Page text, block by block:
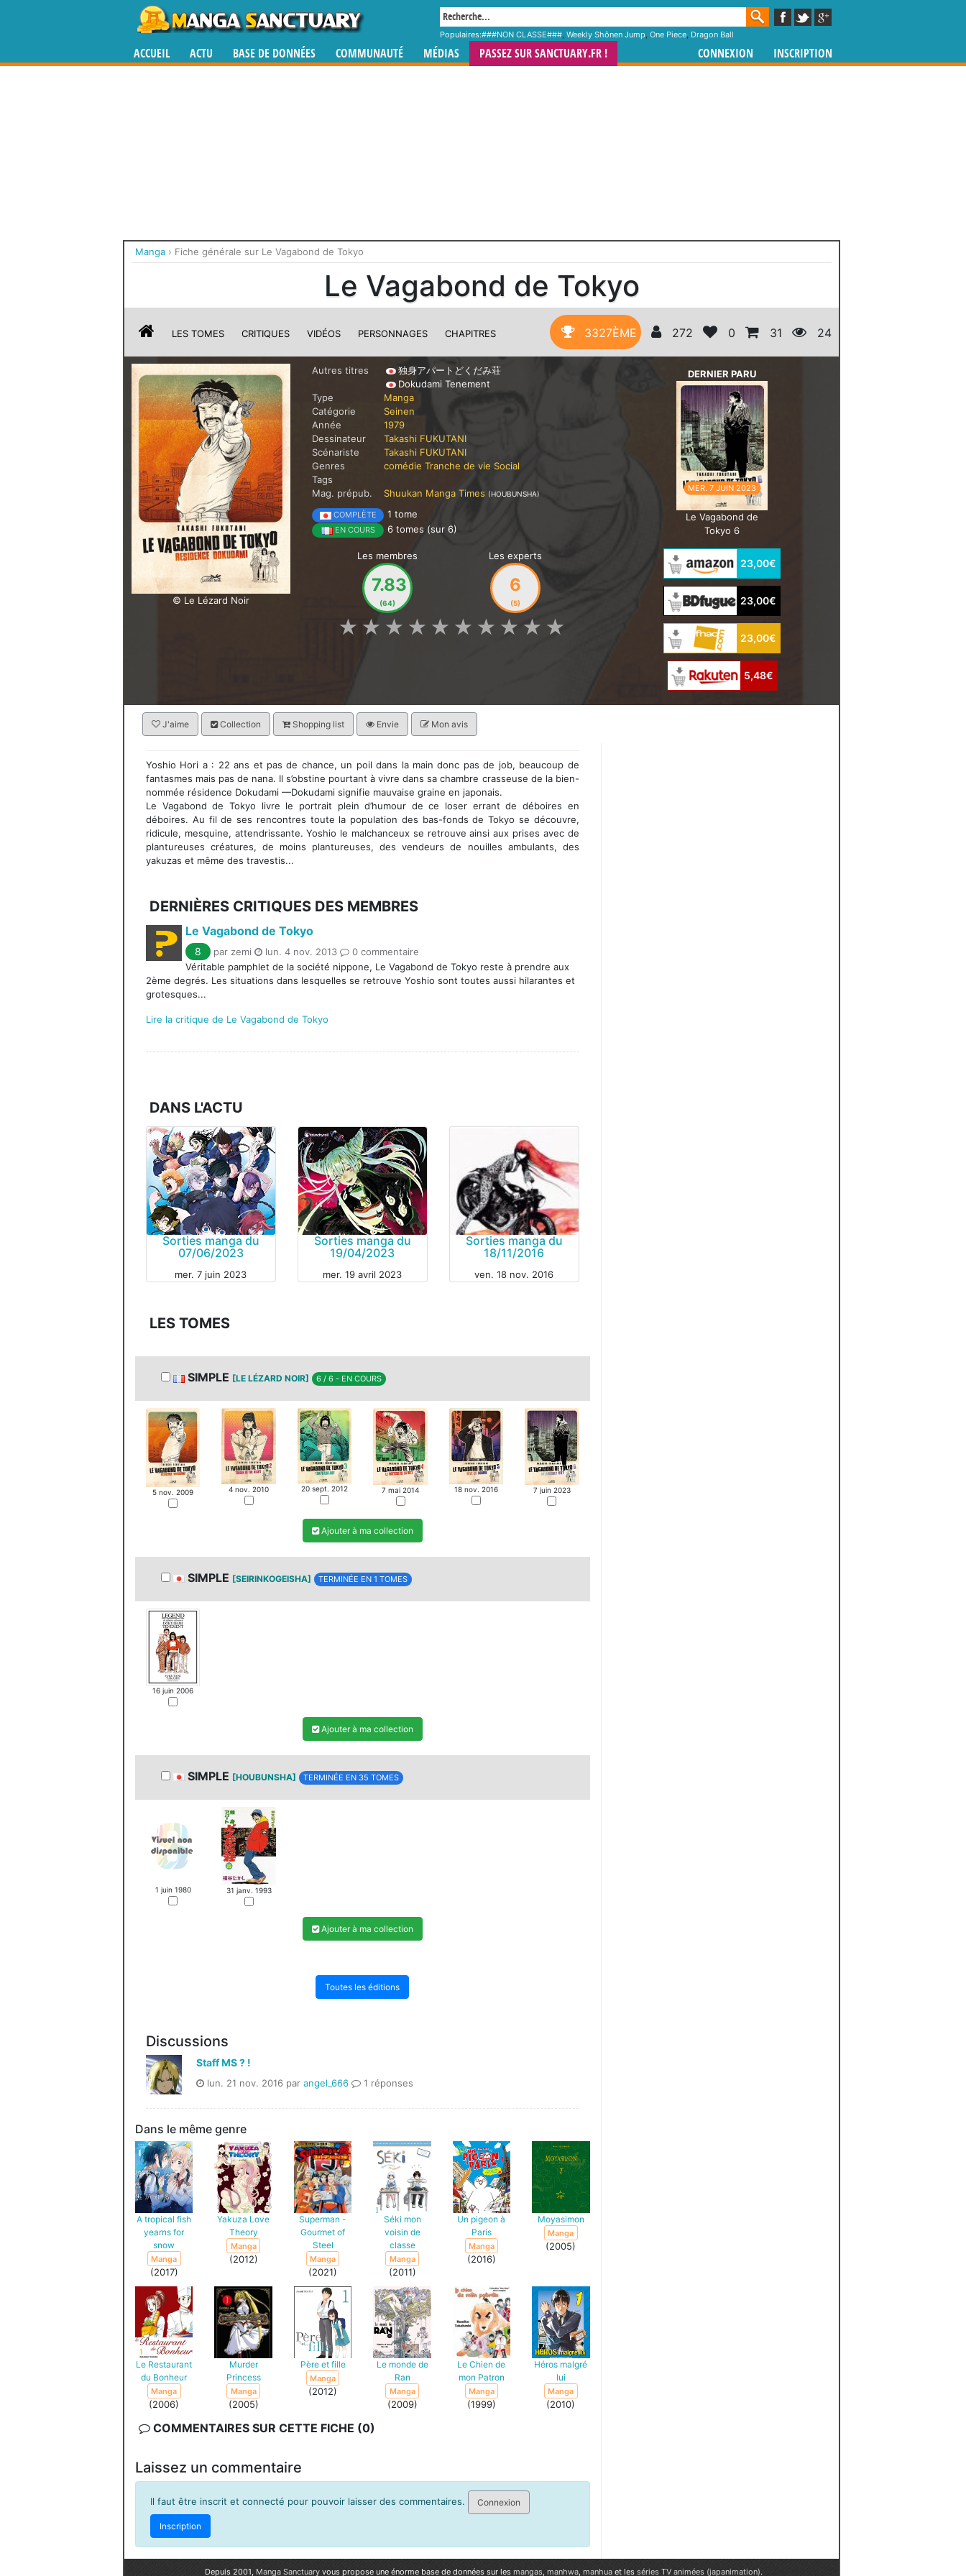
Populaires:###NON CLASSE###, Weekly Shônen Jump, One Piece, Dragon Ball
ACCUEIL ACTU BASE DE DONNÉES COMMUNAUTÉ MÉDIAS PASSEZ SUR SANCTUARY.FR ! CONNEXION INSCRIPTION
Manga › Fiche générale sur Le Vagabond de Tokyo
Le Vagabond de Tokyo
LES TOMES CRITIQUES VIDÉOS PERSONNAGES CHAPITRES 3327ÈME 272 0 31 24
© Le Lézard Noir
Autres titres
独身アパートどくだみ荘
Dokudami Tenement
Type
Manga
Catégorie
Seinen
Année
1979
Dessinateur
Takashi FUKUTANI
Scénariste
Takashi FUKUTANI
Genres
comédie Tranche de vie Social
Tags
Mag. prépub.
Shuukan Manga Times (HOUBUNSHA)
COMPLÈTE 1 tome
EN COURS 6 tomes (sur 6)
Les membres
7.83
(64)
Les experts
6
(5)
★
★
★
★
★
★
★
★
★
★
DERNIER PARU
MER. 7 JUIN 2023
Le Vagabond de
Tokyo 6
23,00€
23,00€
23,00€
5,48€
J'aime Collection Shopping list Envie Mon avis
Yoshio Hori a : 22 ans et pas de chance, un poil dans la main donc pas de job, beaucoup de
fantasmes mais pas de nana. Il s’obstine pourtant à vivre dans sa chambre crasseuse de la bien-
nommée résidence Dokudami —Dokudami signifie mauvaise graine en japonais.
Le Vagabond de Tokyo livre le portrait plein d’humour de ce loser errant de déboires en
déboires. Au fil de ses rencontres toute la population des bas-fonds de Tokyo se découvre,
ridicule, mesquine, attendrissante. Yoshio le malchanceux se retrouve ainsi aux prises avec de
plantureuses créatures, de moins plantureuses, des vendeurs de nouilles ambulants, des
yakuzas et même des travestis...
DERNIÈRES CRITIQUES DES MEMBRES
Le Vagabond de Tokyo
8 par zemi lun. 4 nov. 2013
0 commentaire
Véritable pamphlet de la société nippone, Le Vagabond de Tokyo reste à prendre aux
2ème degrés. Les situations dans lesquelles se retrouve Yoshio sont toutes aussi hilarantes et
grotesques...
Lire la critique de Le Vagabond de Tokyo
DANS L'ACTU
MANGA
Sorties manga du
07/06/2023
mer. 7 juin 2023
Sorties manga du
19/04/2023
mer. 19 avril 2023
Sorties manga du
18/11/2016
ven. 18 nov. 2016
LES TOMES
SIMPLE [LE LÉZARD NOIR] 6 / 6 - EN COURS
5 nov. 2009 4 nov. 2010 20 sept. 2012 7 mai 2014 18 nov. 2016 7 juin 2023
Ajouter à ma collection
SIMPLE [SEIRINKOGEISHA] TERMINÉE EN 1 TOMES
16 juin 2006
Ajouter à ma collection
SIMPLE [HOUBUNSHA] TERMINÉE EN 35 TOMES
1 juin 1980 31 janv. 1993
Ajouter à ma collection
Toutes les éditions
Discussions
Staff MS ? !
lun. 21 nov. 2016 par angel_666 1 réponses
Dans le même genre
A tropical fish
yearns for
snow
Manga
(2017)
Yakuza Love
Theory
Manga
(2012)
Superman -
Gourmet of
Steel
Manga
(2021)
Séki mon
voisin de
classe
Manga
(2011)
Un pigeon à
Paris
Manga
(2016)
Moyasimon
Manga
(2005)
Le Restaurant
du Bonheur
Manga
(2006)
Murder
Princess
Manga
(2005)
Père et fille
Manga
(2012)
Le monde de
Ran
Manga
(2009)
Le Chien de
mon Patron
Manga
(1999)
Héros malgré
lui
Manga
(2010)
COMMENTAIRES SUR CETTE FICHE (0)
Laissez un commentaire
Il faut être inscrit et connecté pour pouvoir laisser des commentaires. Connexion
Inscription
Depuis 2001, Manga Sanctuary vous propose une énorme base de données sur les mangas manhwa, manhua et les séries TV animées (japanimation).